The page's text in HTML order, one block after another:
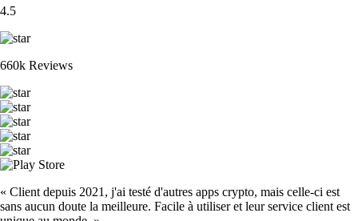
4.5
660k Reviews
« Client depuis 2021, j'ai testé d'autres apps crypto, mais celle-ci est
sans aucun doute la meilleure. Facile à utiliser et leur service client est